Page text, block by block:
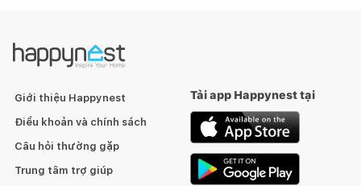
Giới thiệu Happynest
Điều khoản và chính sách
Câu hỏi thường gặp
Trung tâm trợ giúp
Tải app Happynest tại